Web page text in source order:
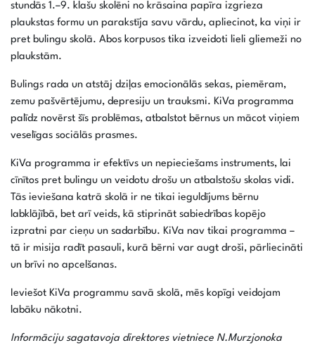
stundās 1.–9. klašu skolēni no krāsaina papīra izgrieza
plaukstas formu un parakstīja savu vārdu, apliecinot, ka viņi ir
pret bulingu skolā. Abos korpusos tika izveidoti lieli gliemeži no
plaukstām.
Bulings rada un atstāj dziļas emocionālās sekas, piemēram,
zemu pašvērtējumu, depresiju un trauksmi. KiVa programma
palīdz novērst šīs problēmas, atbalstot bērnus un mācot viņiem
veselīgas sociālās prasmes.
KiVa programma ir efektīvs un nepieciešams instruments, lai
cīnītos pret bulingu un veidotu drošu un atbalstošu skolas vidi.
Tās ieviešana katrā skolā ir ne tikai ieguldījums bērnu
labklājībā, bet arī veids, kā stiprināt sabiedrības kopējo
izpratni par cieņu un sadarbību. KiVa nav tikai programma –
tā ir misija radīt pasauli, kurā bērni var augt droši, pārliecināti
un brīvi no apcelšanas.
Ieviešot KiVa programmu savā skolā, mēs kopīgi veidojam
labāku nākotni.
Informāciju sagatavoja direktores vietniece N.Murzjonoka